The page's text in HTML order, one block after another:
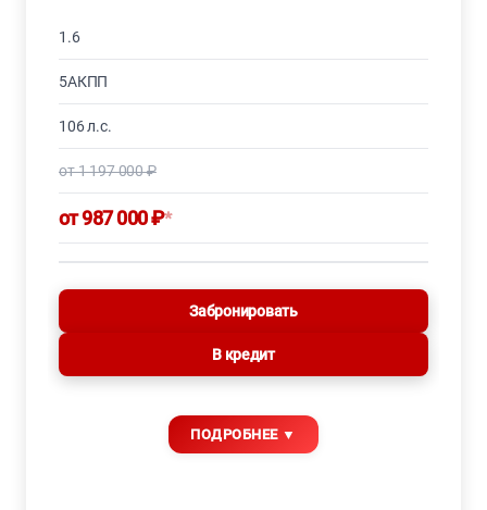
1.6
5АКПП
106 л.с.
от 1 197 000 ₽
от 987 000 ₽*
Забронировать
В кредит